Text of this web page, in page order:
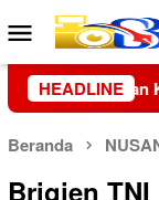
Loncat
ke
konten
Menu
Mobile
HEADLINE
Center di Riau
Beranda
Brigjen TNI